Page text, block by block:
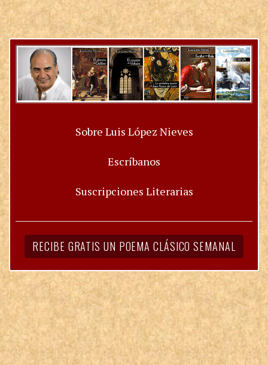
Sobre Luis López Nieves
Escríbanos
Suscripciones Literarias
RECIBE GRATIS UN POEMA CLÁSICO SEMANAL